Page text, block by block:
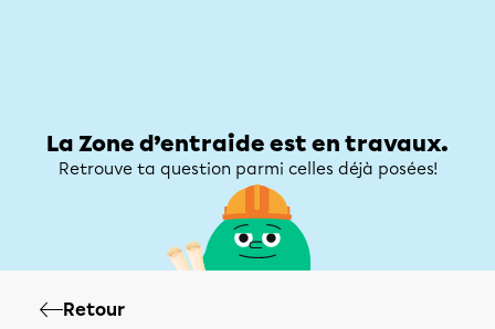
La Zone d’entraide est en travaux.
Retrouve ta question parmi celles déjà posées!
Retour